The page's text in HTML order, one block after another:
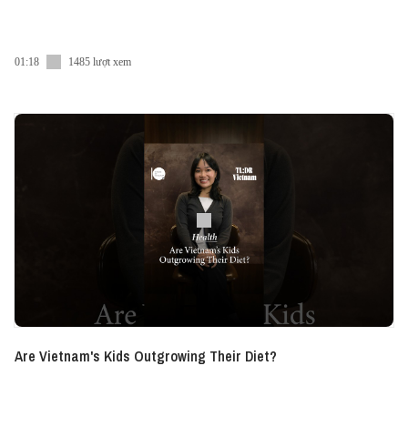
01:18 1485 lượt xem
Are Vietnam's Kids Outgrowing Their Diet?